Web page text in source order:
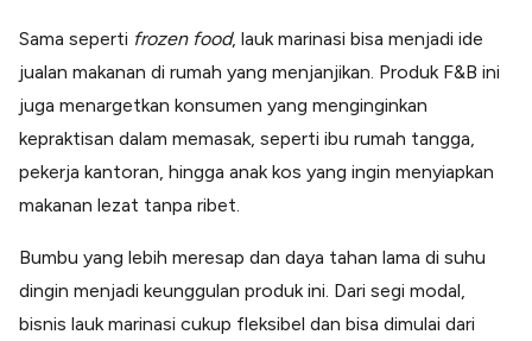
Sama seperti frozen food, lauk marinasi bisa menjadi ide
jualan makanan di rumah yang menjanjikan. Produk F&B ini
juga menargetkan konsumen yang menginginkan
kepraktisan dalam memasak, seperti ibu rumah tangga,
pekerja kantoran, hingga anak kos yang ingin menyiapkan
makanan lezat tanpa ribet.
Bumbu yang lebih meresap dan daya tahan lama di suhu
dingin menjadi keunggulan produk ini. Dari segi modal,
bisnis lauk marinasi cukup fleksibel dan bisa dimulai dari